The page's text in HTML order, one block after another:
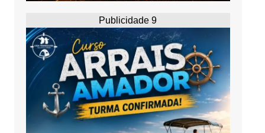
Publicidade 9